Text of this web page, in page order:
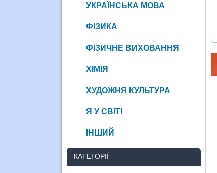
УКРАЇНСЬКА МОВА
ФІЗИКА
ФІЗИЧНЕ ВИХОВАННЯ
ХІМІЯ
ХУДОЖНЯ КУЛЬТУРА
Я У СВІТІ
ІНШИЙ
КАТЕГОРІЇ